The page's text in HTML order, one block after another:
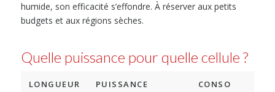
humide, son efficacité s’effondre. À réserver aux petits
budgets et aux régions sèches.
Quelle puissance pour quelle cellule ?
LONGUEUR
PUISSANCE
CONSO